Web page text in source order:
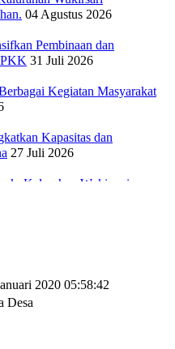
04 Agustus 2026
Pembinaan dan
31 Juli 2026
Kegiatan Masyarakat
Kapasitas dan
27 Juli 2026
Kalurahan Wukirsari
Ramah Anak
2020 05:58:42
Desa